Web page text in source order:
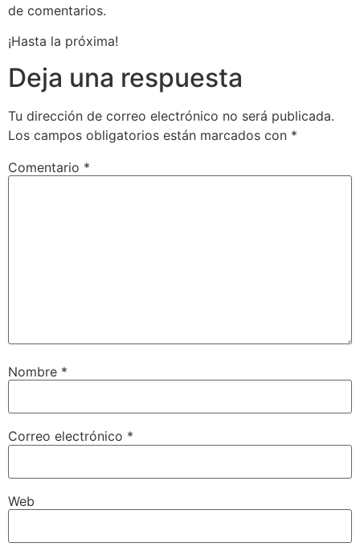
de comentarios.
¡Hasta la próxima!
Deja una respuesta
Tu dirección de correo electrónico no será publicada.
Los campos obligatorios están marcados con *
Comentario *
Nombre *
Correo electrónico *
Web